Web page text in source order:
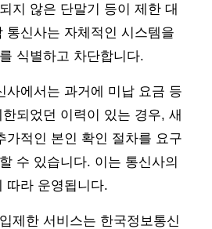
지 않은 단말기 등이 제한 대
통신사는 자체적인 시스템을
식별하고 차단합니다.
사에서는 과거에 미납 요금 등
되었던 이력이 있는 경우, 새
가적인 본인 확인 절차를 요구
수 있습니다. 이는 통신사의
따라 운영됩니다.
제한 서비스는 한국정보통신